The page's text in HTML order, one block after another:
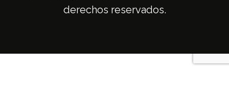
derechos reservados.